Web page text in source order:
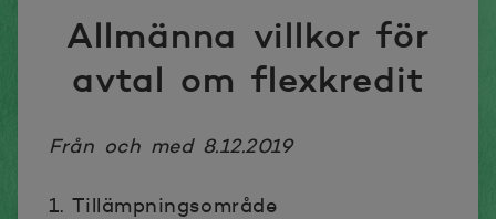
Allmänna villkor för
avtal om flexkredit
Från och med 8.12.2019
1. Tillämpningsområde